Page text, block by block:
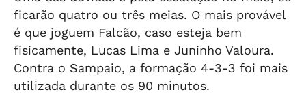
ficarão quatro ou três meias. O mais provável
é que joguem Falcão, caso esteja bem
fisicamente, Lucas Lima e Juninho Valoura.
Contra o Sampaio, a formação 4-3-3 foi mais
utilizada durante os 90 minutos.